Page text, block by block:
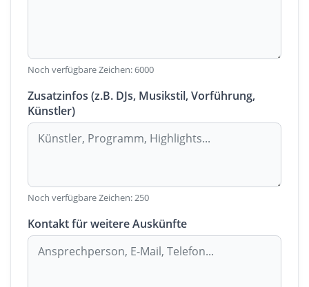
Noch verfügbare Zeichen:6000
Zusatzinfos (z.B. DJs, Musikstil, Vorführung,
Künstler)
Noch verfügbare Zeichen:250
Kontakt für weitere Auskünfte